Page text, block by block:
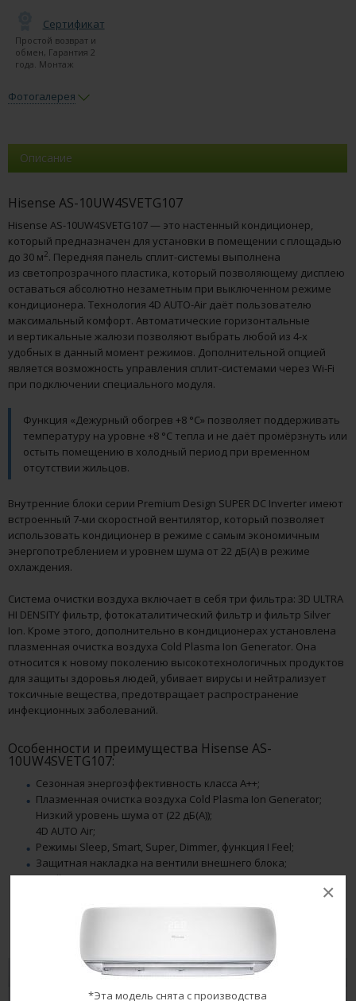
*Эта модель снята с производства
×
Сертификат
Простой возврат и
обмен, Гарантия 2
года. Монтаж
Фотогалерея
Описание
Hisense AS-10UW4SVETG107
Hisense AS-10UW4SVETG107 — это настенный кондиционер,
который предназначен для установки в помещении с площадью
до 30 м2. Передняя панель сплит-системы выполнена
из светопрозрачного пластика, который позволяющему дисплею
оставаться абсолютно незаметным при выключенном режиме
кондиционера. Технология 4D AUTO-Air даёт пользователю
максимальный комфорт. Автоматические горизонтальные
и вертикальные жалюзи позволяют выбрать любой из 4-х
удобных в данный момент режимов. Дополнительной опцией
является возможность управления сплит-системами через Wi-Fi
при подключении специального модуля.
Функция «Дежурный обогрев +8 °С» позволяет поддерживать
температуру на уровне +8 °С тепла и не даёт промёрзнуть или
остыть помещению в холодный период при временном
отсутствии жильцов.
Внутренние блоки серии Premium Design SUPER DC Inverter имеют
встроенный 7-ми скоростной вентилятор, который позволяет
использовать кондиционер в режиме с самым экономичным
энергопотреблением и уровнем шума от 22 дБ(A) в режиме
охлаждения.
Система очистки воздуха включает в себя три фильтра: 3D ULTRA
HI DENSITY фильтр, фотокаталитический фильтр и фильтр Silver
Ion. Кроме этого, дополнительно в кондиционерах установлена
плазменная очистка воздуха Cold Plasma Ion Generator. Она
относится к новому поколению высокотехнологичных продуктов
для защиты здоровья людей, убивает вирусы и нейтрализует
токсичные вещества, предотвращает распространение
инфекционных заболеваний.
Особенности и преимущества Hisense AS-
10UW4SVETG107:
Сезонная энергоэффективность класса А++;
Плазменная очистка воздуха Cold Plasma Ion Generator;
Низкий уровень шума от (22 дБ(А));
4D AUTO Air;
Режимы Sleep, Smart, Super, Dimmer, функция I Feel;
Защитная накладка на вентили внешнего блока;
Двойная шумоизоляция компрессора;
Двустороннее подключение дренажа (левое или правое);
Функция самоочистки;
Авторестарт, самодиагностика.
Особенности